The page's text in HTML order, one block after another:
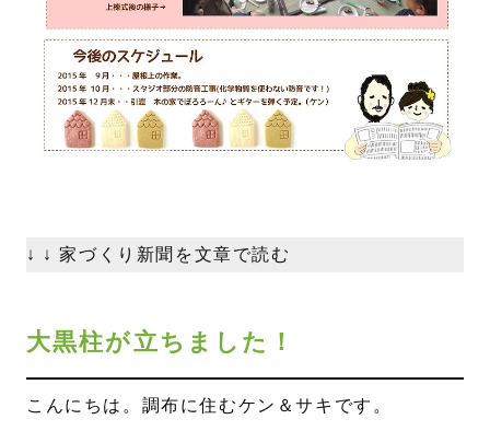
↓ ↓ 家づくり新聞を文章で読む
大黒柱が立ちました！
こんにちは。調布に住むケン＆サキです。